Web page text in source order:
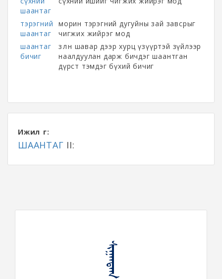
шаантаг
тэрэгний
шаантаг
морин тэрэгний дугуйны зай завсрыг
чигжих жийрэг мод
шаантаг
бичиг
зөөлөн шавар дээр хурц үзүүртэй зүйлээр
наалдуулан дарж бичдэг шаантган
дүрст тэмдэг бүхий бичиг
Ижил үг:
ШААНТАГ II:
ᠰᠢᠭᠠᠨᠲᠠᠭ